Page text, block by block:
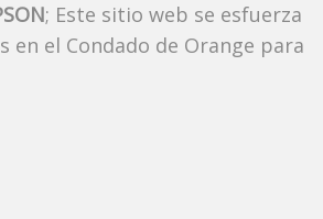
; Este sitio web se esfuerza
el Condado de Orange para